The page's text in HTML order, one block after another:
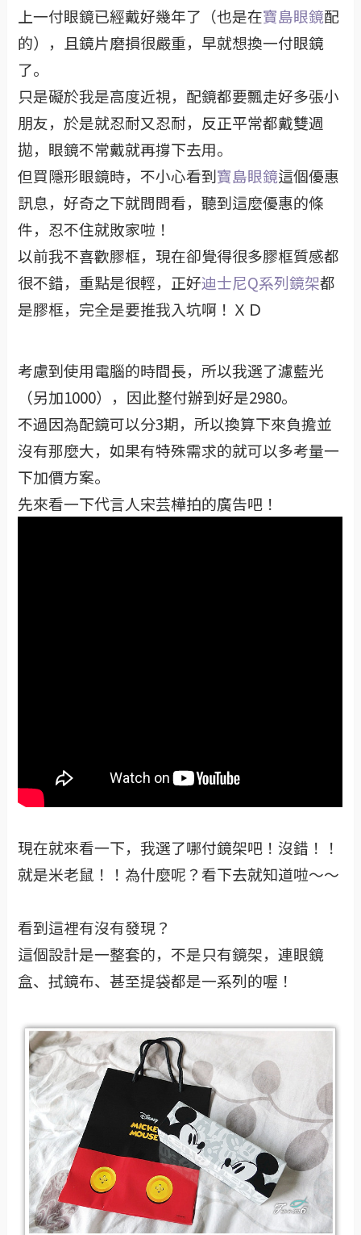
上一付眼鏡已經戴好幾年了（也是在寶島眼鏡配
的），且鏡片磨損很嚴重，早就想換一付眼鏡
了。
只是礙於我是高度近視，配鏡都要飄走好多張小
朋友，於是就忍耐又忍耐，反正平常都戴雙週
拋，眼鏡不常戴就再撐下去用。
但買隱形眼鏡時，不小心看到寶島眼鏡這個優惠
訊息，好奇之下就問問看，聽到這麼優惠的條
件，忍不住就敗家啦！
以前我不喜歡膠框，現在卻覺得很多膠框質感都
很不錯，重點是很輕，正好迪士尼Q系列鏡架都
是膠框，完全是要推我入坑啊！ＸＤ
考慮到使用電腦的時間長，所以我選了濾藍光
（另加1000），因此整付辦到好是2980。
不過因為配鏡可以分3期，所以換算下來負擔並
沒有那麼大，如果有特殊需求的就可以多考量一
下加價方案。
先來看一下代言人宋芸樺拍的廣告吧！
現在就來看一下，我選了哪付鏡架吧！沒錯！！
就是米老鼠！！為什麼呢？看下去就知道啦～～
看到這裡有沒有發現？
這個設計是一整套的，不是只有鏡架，連眼鏡
盒、拭鏡布、甚至提袋都是一系列的喔！